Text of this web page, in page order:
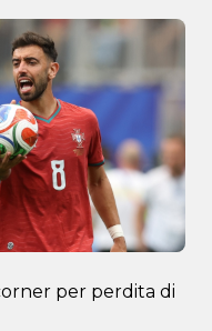
per perdita di